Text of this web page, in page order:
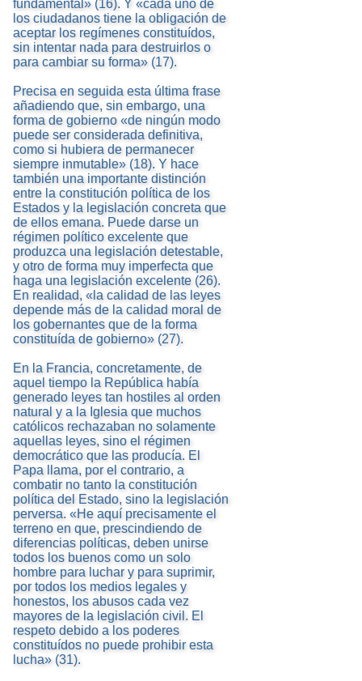
fundamental» (16). Y «cada uno de
los ciudadanos tiene la obligación de
aceptar los regímenes constituídos,
sin intentar nada para destruirlos o
para cambiar su forma» (17).
Precisa en seguida esta última frase
añadiendo que, sin embargo, una
forma de gobierno «de ningún modo
puede ser considerada definitiva,
como si hubiera de permanecer
siempre inmutable» (18). Y hace
también una importante distinción
entre la constitución política de los
Estados y la legislación concreta que
de ellos emana. Puede darse un
régimen político excelente que
produzca una legislación detestable,
y otro de forma muy imperfecta que
haga una legislación excelente (26).
En realidad, «la calidad de las leyes
depende más de la calidad moral de
los gobernantes que de la forma
constituída de gobierno» (27).
En la Francia, concretamente, de
aquel tiempo la República había
generado leyes tan hostiles al orden
natural y a la Iglesia que muchos
católicos rechazaban no solamente
aquellas leyes, sino el régimen
democrático que las producía. El
Papa llama, por el contrario, a
combatir no tanto la constitución
política del Estado, sino la legislación
perversa. «He aquí precisamente el
terreno en que, prescindiendo de
diferencias políticas, deben unirse
todos los buenos como un solo
hombre para luchar y para suprimir,
por todos los medios legales y
honestos, los abusos cada vez
mayores de la legislación civil. El
respeto debido a los poderes
constituídos no puede prohibir esta
lucha» (31).